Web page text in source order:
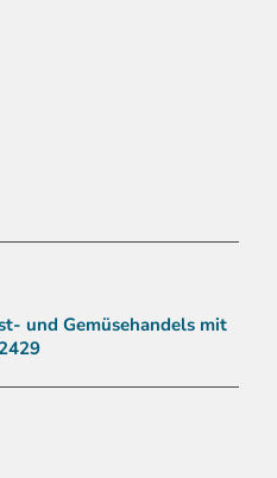
und Gemüsehandels mit